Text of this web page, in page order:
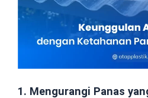
1. Mengurangi Panas